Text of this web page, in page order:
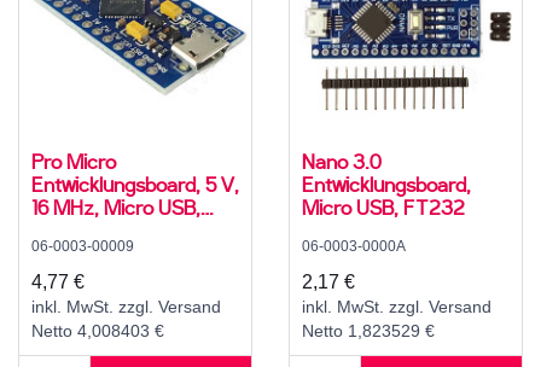
Pro Micro
Entwicklungsboard, 5 V,
16 MHz, Micro USB,
06-0003-00009
4,77 €
inkl. MwSt. zzgl. Versand
Netto 4,008403 €
Nano 3.0
Entwicklungsboard,
Micro USB, FT232
06-0003-0000A
2,17 €
inkl. MwSt. zzgl. Versand
Netto 1,823529 €